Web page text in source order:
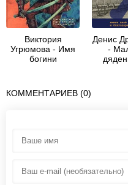
Виктория
Угрюмова - Имя
богини
Денис
-
КОММЕНТАРИЕВ (0)